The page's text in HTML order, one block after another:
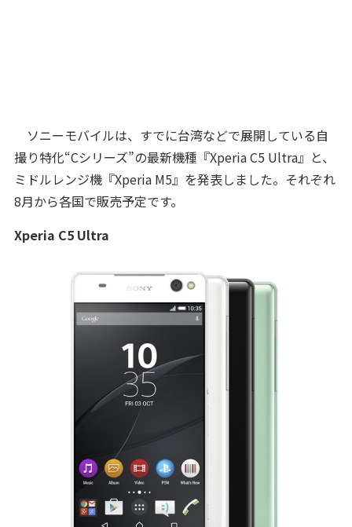
ソニーモバイルは、すでに台湾などで展開している自
撮り特化“Cシリーズ”の最新機種『Xperia C5 Ultra』と、
ミドルレンジ機『Xperia M5』を発表しました。それぞれ
8月から各国で販売予定です。
Xperia C5 Ultra